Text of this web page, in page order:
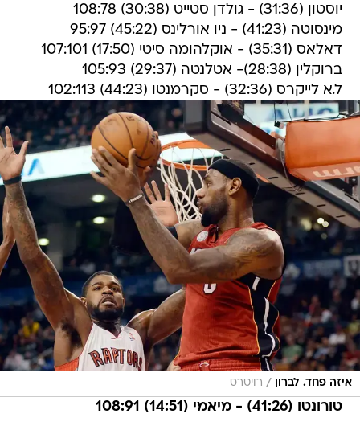
יוסטון (31:36) - גולדן סטייט (30:38) 108:78
מינסוטה (41:23) - ניו אורלינס (45:22) 95:97
דאלאס (35:31) - אוקלהומה סיטי (17:50) 107:101
ברוקלין (28:38)- אטלנטה (29:37) 105:93
ל.א לייקרס (32:36) - סקרמנטו (44:23) 102:113
איזה פחד. לברון / רויטרס
טורונטו (41:26) - מיאמי (14:51) 108:91